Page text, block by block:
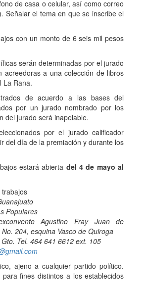
de casa o celular, así como correo
Señalar el tema en que se inscribe el
con un monto de 6 seis mil pesos
serán determinadas por el jurado
acreedoras a una colección de libros
La Rana.
de acuerdo a las bases del
por un jurado nombrado por los
del jurado será inapelable.
por el jurado calificador
del día de la premiación y durante los
estará abierta del 4 de mayo al
Populares
Agustino Fray Juan de
204, esquina Vasco de Quiroga
Tel. 464 641 6612 ext. 105
ajeno a cualquier partido político.
fines distintos a los establecidos